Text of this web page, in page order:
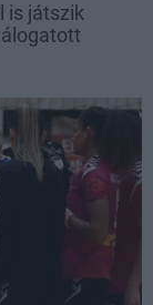
is játszik